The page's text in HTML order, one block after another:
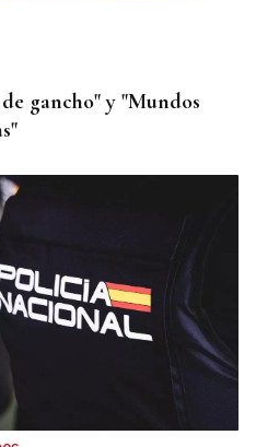
gancho" y "Mundos